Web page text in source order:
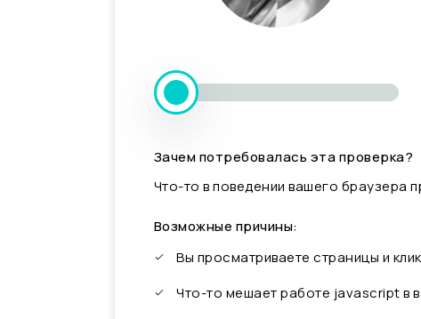
Зачем потребовалась эта проверка?
Что-то в поведении вашего браузера
Возможные причины:
Вы просматриваете страницы и
Что-то мешает работе javascript в